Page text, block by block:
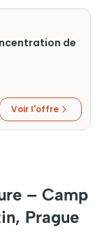
de
Voir l'offre
– Camp
Prague